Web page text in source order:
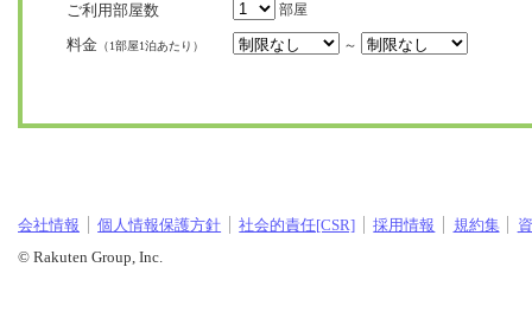
ご利用部屋数 部屋
料金 （1部屋1泊あたり） ～
会社情報 個人情報保護方針 社会的責任[CSR] 採用情報 規約集
© Rakuten Group, Inc.